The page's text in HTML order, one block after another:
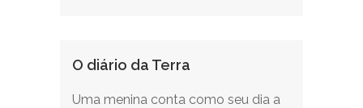
O diário da Terra
Uma menina conta como seu dia a